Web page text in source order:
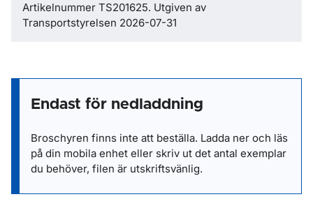
Artikelnummer TS201625. Utgiven av
Transportstyrelsen 2026-07-31
Endast för nedladdning
Broschyren finns inte att beställa. Ladda ner och läs
på din mobila enhet eller skriv ut det antal exemplar
du behöver, filen är utskriftsvänlig.